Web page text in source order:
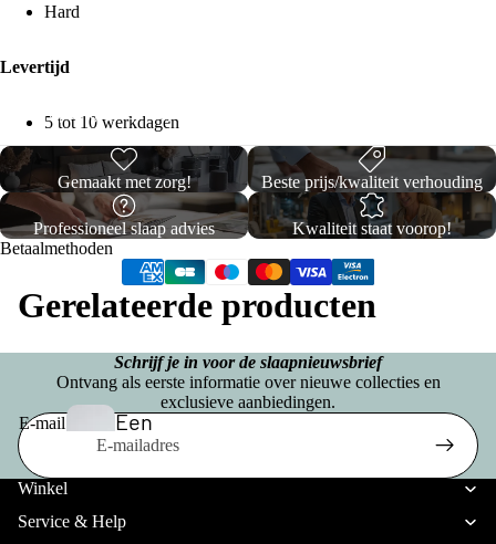
K
e
y
C
ll
e
c
ti
o
n
d
e
n
Vo
uw
dd
en
S
B
o
x
s
p
n
g
Eenperso
Budget
gs
Opberg Boxsprings
Een
pers
s
Hard
Levertijd
5 tot 10 werkdagen
Gemaakt met zorg! Beste prijs/kwaliteit verhouding
Professioneel slaap advies
Kwaliteit staat voorop!
Betaalmethoden
Gerelateerde producten
Schrijf je in voor de slaapnieuwsbrief
Ontvang als eerste informatie over nieuwe collecties en
exclusieve aanbiedingen.
E-mail
Winkel
Service & Help
Privacybeleid
Verzendbeleid
Terugbetalingsbeleid